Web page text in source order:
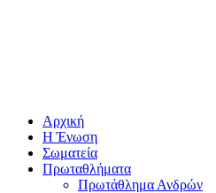
Αρχική
Η Ένωση
Σωματεία
Πρωταθλήματα
Πρωτάθλημα Ανδρών